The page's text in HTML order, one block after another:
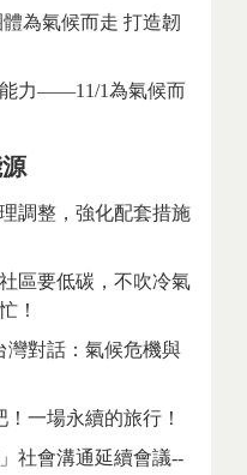
為氣候而走 打造韌
力——11/1為氣候而
調整，強化配套措施
區要低碳，不吹冷氣
！
灣對話：氣候危機與
！一場永續的旅行！
社會溝通延續會議--